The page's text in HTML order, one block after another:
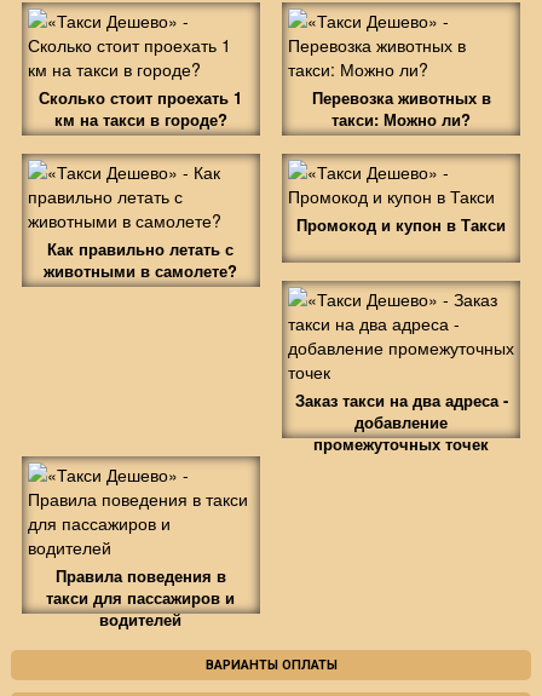
Сколько стоит проехать 1
км на такси в городе?
Перевозка животных в
такси: Можно ли?
Как правильно летать с
животными в самолете?
Промокод и купон в Такси
Заказ такси на два адреса -
добавление
промежуточных точек
Правила поведения в
такси для пассажиров и
водителей
ВАРИАНТЫ ОПЛАТЫ